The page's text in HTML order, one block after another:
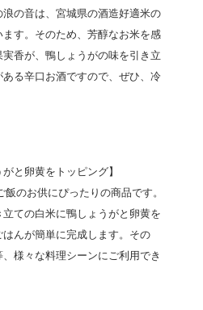
の音は、宮城県の酒造好適米の
す。そのため、芳醇なお米を感
香が、鴨しょうがの味を引き立
る辛口お酒ですので、ぜひ、冷
と卵黄をトッピング】
のお供にぴったりの商品です。
ての白米に鴨しょうがと卵黄を
んが簡単に完成します。その
様々な料理シーンにご利用でき